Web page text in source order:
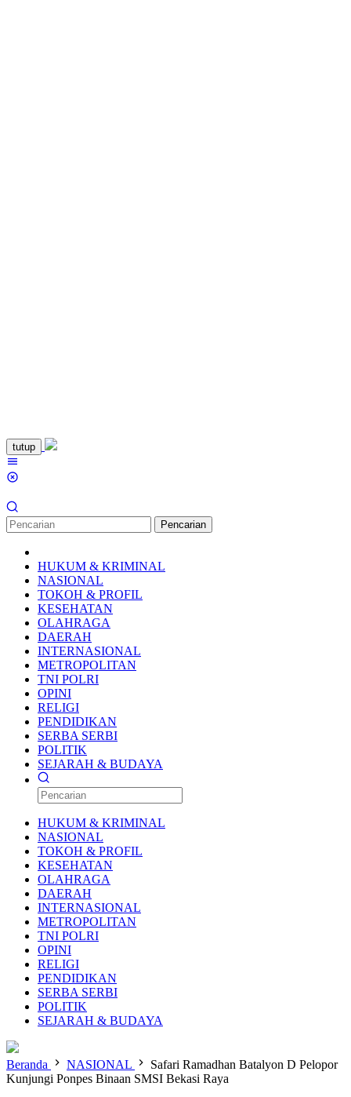
Loncat
ke
konten
tutup
Pencarian
HUKUM & KRIMINAL
NASIONAL
TOKOH & PROFIL
KESEHATAN
OLAHRAGA
DAERAH
INTERNASIONAL
METROPOLITAN
TNI POLRI
OPINI
RELIGI
PENDIDIKAN
SERBA SERBI
POLITIK
SEJARAH & BUDAYA
HUKUM & KRIMINAL
NASIONAL
TOKOH & PROFIL
KESEHATAN
OLAHRAGA
DAERAH
INTERNASIONAL
METROPOLITAN
TNI POLRI
OPINI
RELIGI
PENDIDIKAN
SERBA SERBI
POLITIK
SEJARAH & BUDAYA
Beranda NASIONAL
Safari Ramadhan Batalyon D Pelopor
Kunjungi Ponpes Binaan SMSI Bekasi Raya